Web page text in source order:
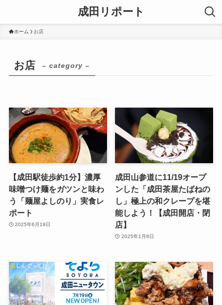
成田リポート
ホーム お店
お店 – category –
【成田駅徒歩約1分】濃厚
味噌つけ麺をガツンと味わ
う「麺屋よしのり」実食レ
ポート
2025年6月19日
成田山参道に11/19オープ
ンした「成田茶屋たばねの
し」極上の和クレープを堪
能しよう！【成田開店・閉
店】
2025年1月8日